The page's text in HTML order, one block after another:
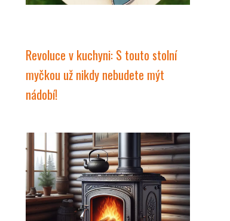
Revoluce v kuchyni: S touto stolní
myčkou už nikdy nebudete mýt
nádobí!